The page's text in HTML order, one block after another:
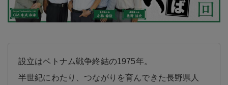
設立はベトナム戦争終結の1975年。
半世紀にわたり、つながりを育んできた長野県人